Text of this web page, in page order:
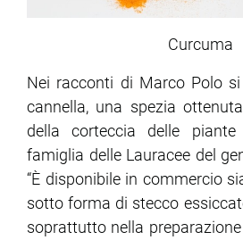
Curcuma
Nei racconti di Marco Polo
cannella, una spezia
della corteccia delle piante
famiglia delle Lauracee del
“È disponibile in commercio
sotto forma di stecco
soprattutto nella